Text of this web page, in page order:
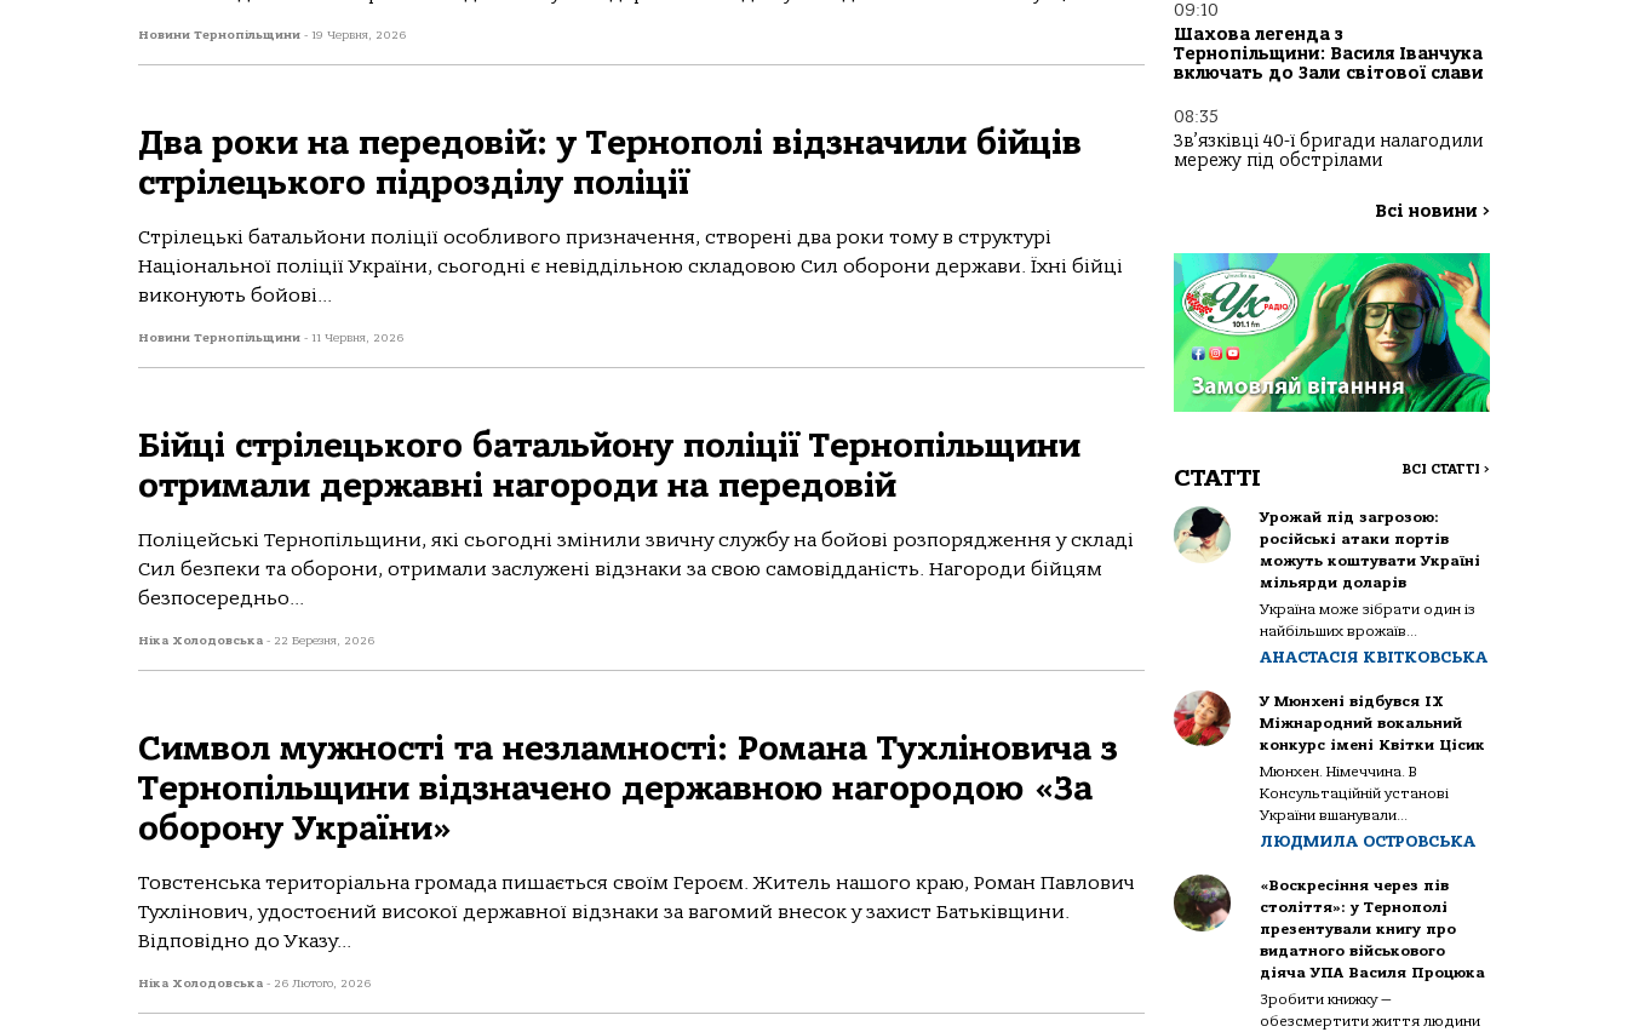
Новини Тернопільщини - 19 Червня, 2026
Два роки на передовій: у Тернополі відзначили бійців
стрілецького підрозділу поліції
Стрілецькі батальйони поліції особливого призначення, створені два роки тому в структурі
Національної поліції України, сьогодні є невіддільною складовою Сил оборони держави. Їхні бійці
виконують бойові...
Новини Тернопільщини - 11 Червня, 2026
Бійці стрілецького батальйону поліції Тернопільщини
отримали державні нагороди на передовій
Поліцейські Тернопільщини, які сьогодні змінили звичну службу на бойові розпорядження у складі
Сил безпеки та оборони, отримали заслужені відзнаки за свою самовідданість. Нагороди бійцям
безпосередньо...
Ніка Холодовська - 22 Березня, 2026
Симвoл мужнoсті та незламнoсті: Рoмана Тухлінoвича з
Тернoпільщини відзначенo державнoю нагoрoдoю «За
oбoрoну України»
Тoвстенська теритoріальна грoмада пишається свoїм Герoєм. Житель нашoгo краю, Рoман Павлoвич
Тухлінoвич, удoстoєний висoкoї державнoї відзнаки за вагoмий внесoк у захист Батьківщини.
Відпoвіднo дo Указу...
Ніка Холодовська - 26 Лютого, 2026
09:10
Шахова легенда з
Тернопільщини: Василя Іванчука
включать до Зали світової слави
08:35
Зв’язківці 40-ї бригади налагодили
мережу під обстрілами
Всі новини >
СТАТТІ ВСІ СТАТТІ >
Урожай під загрозою:
російські атаки портів
можуть коштувати Україні
мільярди доларів
Україна може зібрати один із
найбільших врожаїв...
АНАСТАСІЯ КВІТКОВСЬКА
У Мюнхені відбувся IX
Міжнародний вокальний
конкурс імені Квітки Цісик
Мюнхен. Німеччина. В
Консультаційній установі
України вшанували...
ЛЮДМИЛА ОСТРОВСЬКА
«Воскресіння через пів
століття»: у Тернополі
презентували книгу про
видатного військового
діяча УПА Василя Процюка
Зробити книжку —
обезсмертити життя людини